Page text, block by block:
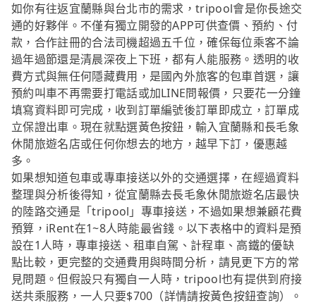
如你有往返宜蘭縣與台北市的需求，tripool會是你長途交
通的好夥伴。不僅有獨立開發的APP可供查價、預約、付
款，合作註冊的合法司機超過五千位，確保每位乘客不論
過年過節還是清晨深夜上下班，都有人能服務。透明的收
費方式與無任何隱藏費用，是國內外旅客的包車首選，讓
預約叫車不再需要打電話或加LINE問報價，只要花一分鐘
填寫資料即可完成，收到訂單編號後訂單即成立，訂單成
立保證出車。現在就點選黃色按鈕，輸入宜蘭縣和長毛象
休閒旅遊名店或任何你想去的地方，越早下訂，優惠越
多。
如果想知道包車或專車接送以外的交通選擇，在經過資料
整理與分析後得知，從宜蘭縣去長毛象休閒旅遊名店最快
的陸路交通是「tripool」專車接送，不過如果想兼顧花費
預算，iRent在1~8人時能最省錢。以下表格中的資料是預
設在1人時，專車接送、租車自駕、計程車、高鐵的優缺
點比較，更完整的交通費用與時間分析，請見更下方的常
見問題。但假設只有獨自一人時，tripool也有提供到府接
送共乘服務，一人只要$700（詳情請按黃色按鈕查詢）。